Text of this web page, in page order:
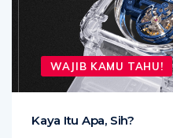
WAJIB KAMU TAHU!
Kaya Itu Apa, Sih?